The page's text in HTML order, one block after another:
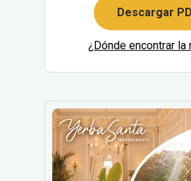
Descargar
¿Dónde encontrar la